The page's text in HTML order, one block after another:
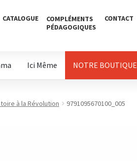
CATALOGUE
COMPLÉMENTS
PÉDAGOGIQUES
CONTACT
Ici Même NOTRE BOUTIQUE
à la Révolution 9791095670100_005